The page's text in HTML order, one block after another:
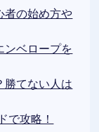
者の始め方や
ンベロープを
勝てない人は
で攻略！